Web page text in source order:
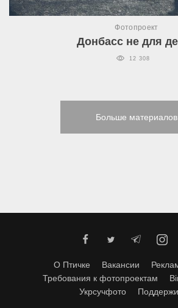
Фотопроект
Донбасс не для
12 308
Больше материалов
О Птичке Вакансии
Требования к фотопроектам
Укрсучфото